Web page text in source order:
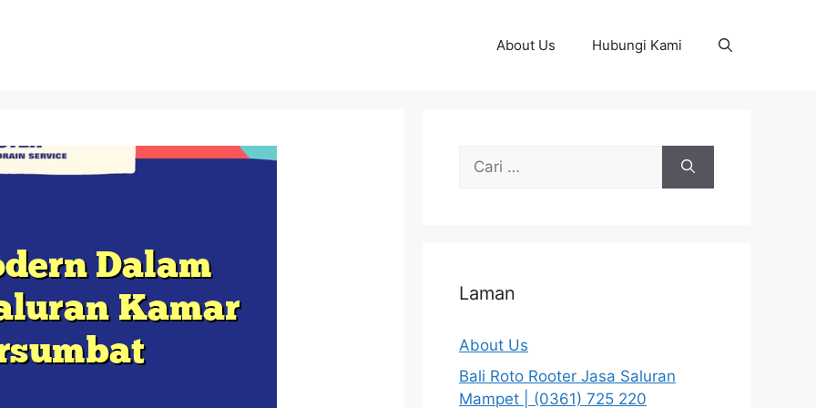
About Us Hubungi Kami
Cari
Laman
About Us
Bali Roto Rooter Jasa Saluran
Mampet | (0361) 725 220